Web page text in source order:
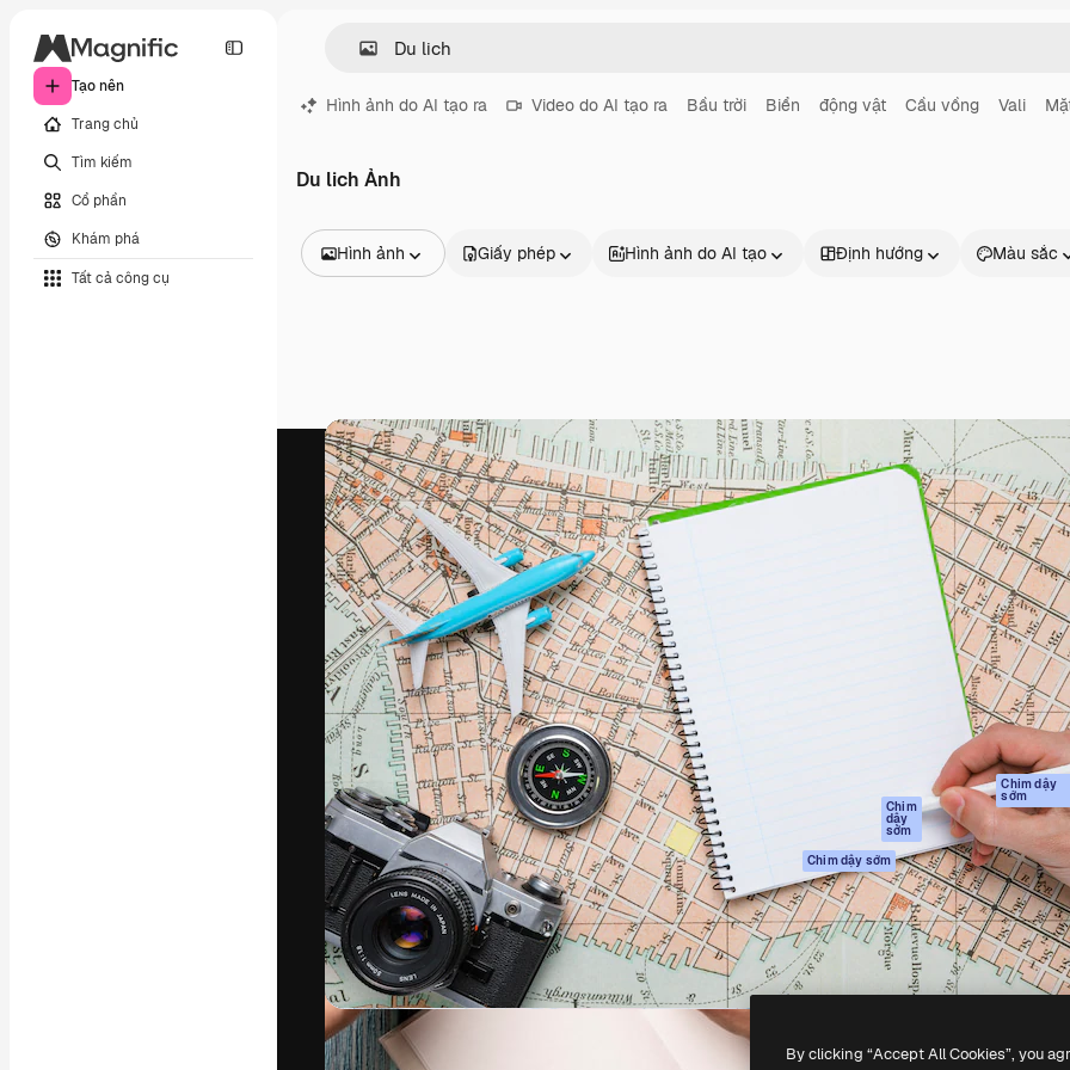
Tạo nên
Trang chủ
Tìm kiếm
Cổ phần
Khám phá
Tất cả công cụ
Hình ảnh do AI tạo ra Video do AI tạo ra Bầu trời Biển động vật Cầu vồng Vali
Du lich Ảnh
Hình ảnh
Video
Đoạn video
Đồ họa chuyển động
Mẫu video.
Biểu tượng
Mô hình 3D
Phông chữ
Giấy phép Hình ảnh do AI tạo Định hướng Màu sắc
Nền tảng sáng tạo giúp bạn làm chủ những
tác phẩm xuất sắc nhất. Hơn 1 triệu người
đăng ký đến từ các nhà sáng tạo, doanh
nghiệp, agency và studio.
Tiếng Việt
Chim
dậy
sớm
Chim dậy sớm
Giao diện lập trình
ứng dụng (API)
Ứng dụng di động
Tất cả các công cụ
Magnific
Bắt đầu
Academy
Tài liệu
Hỗ trợ
Điều khoản sử
dụng
Chính sách bảo
mật
Bản
gốc
Chim dậy
sớm
Chính sách cookie
Trung tâm tin cậy
Đối tác liên kết
Công ty
By clicking “Accept All Cookies”, you